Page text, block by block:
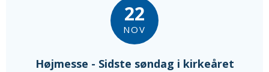
22
NOV
Højmesse - Sidste søndag i kirkeåret